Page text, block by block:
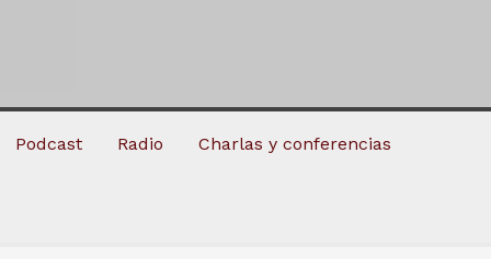
Podcast Radio Charlas y conferencias